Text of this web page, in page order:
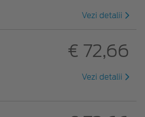
Vezi detalii
€ 72,66
Vezi detalii